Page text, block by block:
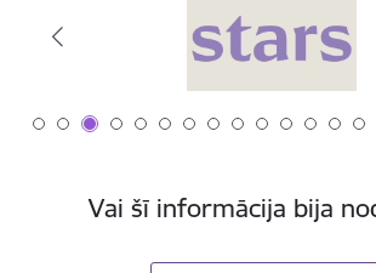
Vai šī informācija bija